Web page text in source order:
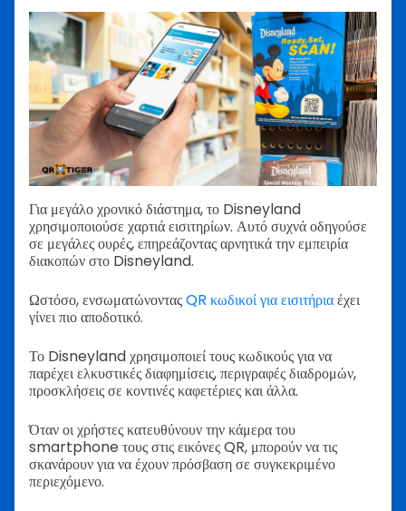
Για μεγάλο χρονικό διάστημα, το Disneyland
χρησιμοποιούσε χαρτιά εισιτηρίων. Αυτό συχνά οδηγούσε
σε μεγάλες ουρές, επηρεάζοντας αρνητικά την εμπειρία
διακοπών στο Disneyland.
Ωστόσο, ενσωματώνονταςQR κωδικοί για εισιτήριαέχει
γίνει πιο αποδοτικό.
Το Disneyland χρησιμοποιεί τους κωδικούς για να
παρέχει ελκυστικές διαφημίσεις, περιγραφές διαδρομών,
προσκλήσεις σε κοντινές καφετέριες και άλλα.
Όταν οι χρήστες κατευθύνουν την κάμερα του
smartphone τους στις εικόνες QR, μπορούν να τις
σκανάρουν για να έχουν πρόσβαση σε συγκεκριμένο
περιεχόμενο.